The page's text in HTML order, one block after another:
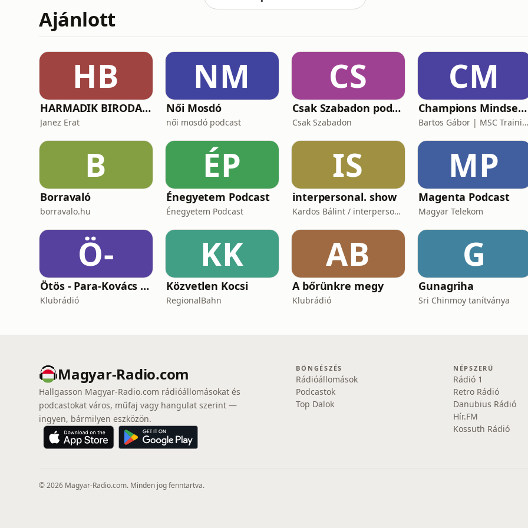
Ajánlott
HB
HARMADIK BIRODALOM – a nemzetiszocializmus története
Janez Erat
NM
Női Mosdó
női mosdó podcast
CS
Csak Szabadon podcast
Csak Szabadon
CM
Champions Mindset Podcast
Bartos Gábor | MSC Training Group
B
Borravaló
borravalo.hu
ÉP
Énegyetem Podcast
Énegyetem Podcast
IS
interpersonal. show
Kardos Bálint / interpersonal.host
MP
Magenta Podcast
Magyar Telekom
Ö-
Ötös - Para-Kovács Imrével
Klubrádió
KK
Közvetlen Kocsi
RegionalBahn
AB
A bőrünkre megy
Klubrádió
G
Gunagriha
Sri Chinmoy tanítványa
Magyar-Radio.com
Hallgasson Magyar-Radio.com rádióállomásokat és
podcastokat város, műfaj vagy hangulat szerint —
ingyen, bármilyen eszközön.
BÖNGÉSZÉS
Rádióállomások
Podcastok
Top Dalok
NÉPSZERŰ
Rádió 1
Retro Rádió
Danubius Rádió
Hír.FM
Kossuth Rádió
© 2026 Magyar-Radio.com. Minden jog fenntartva.